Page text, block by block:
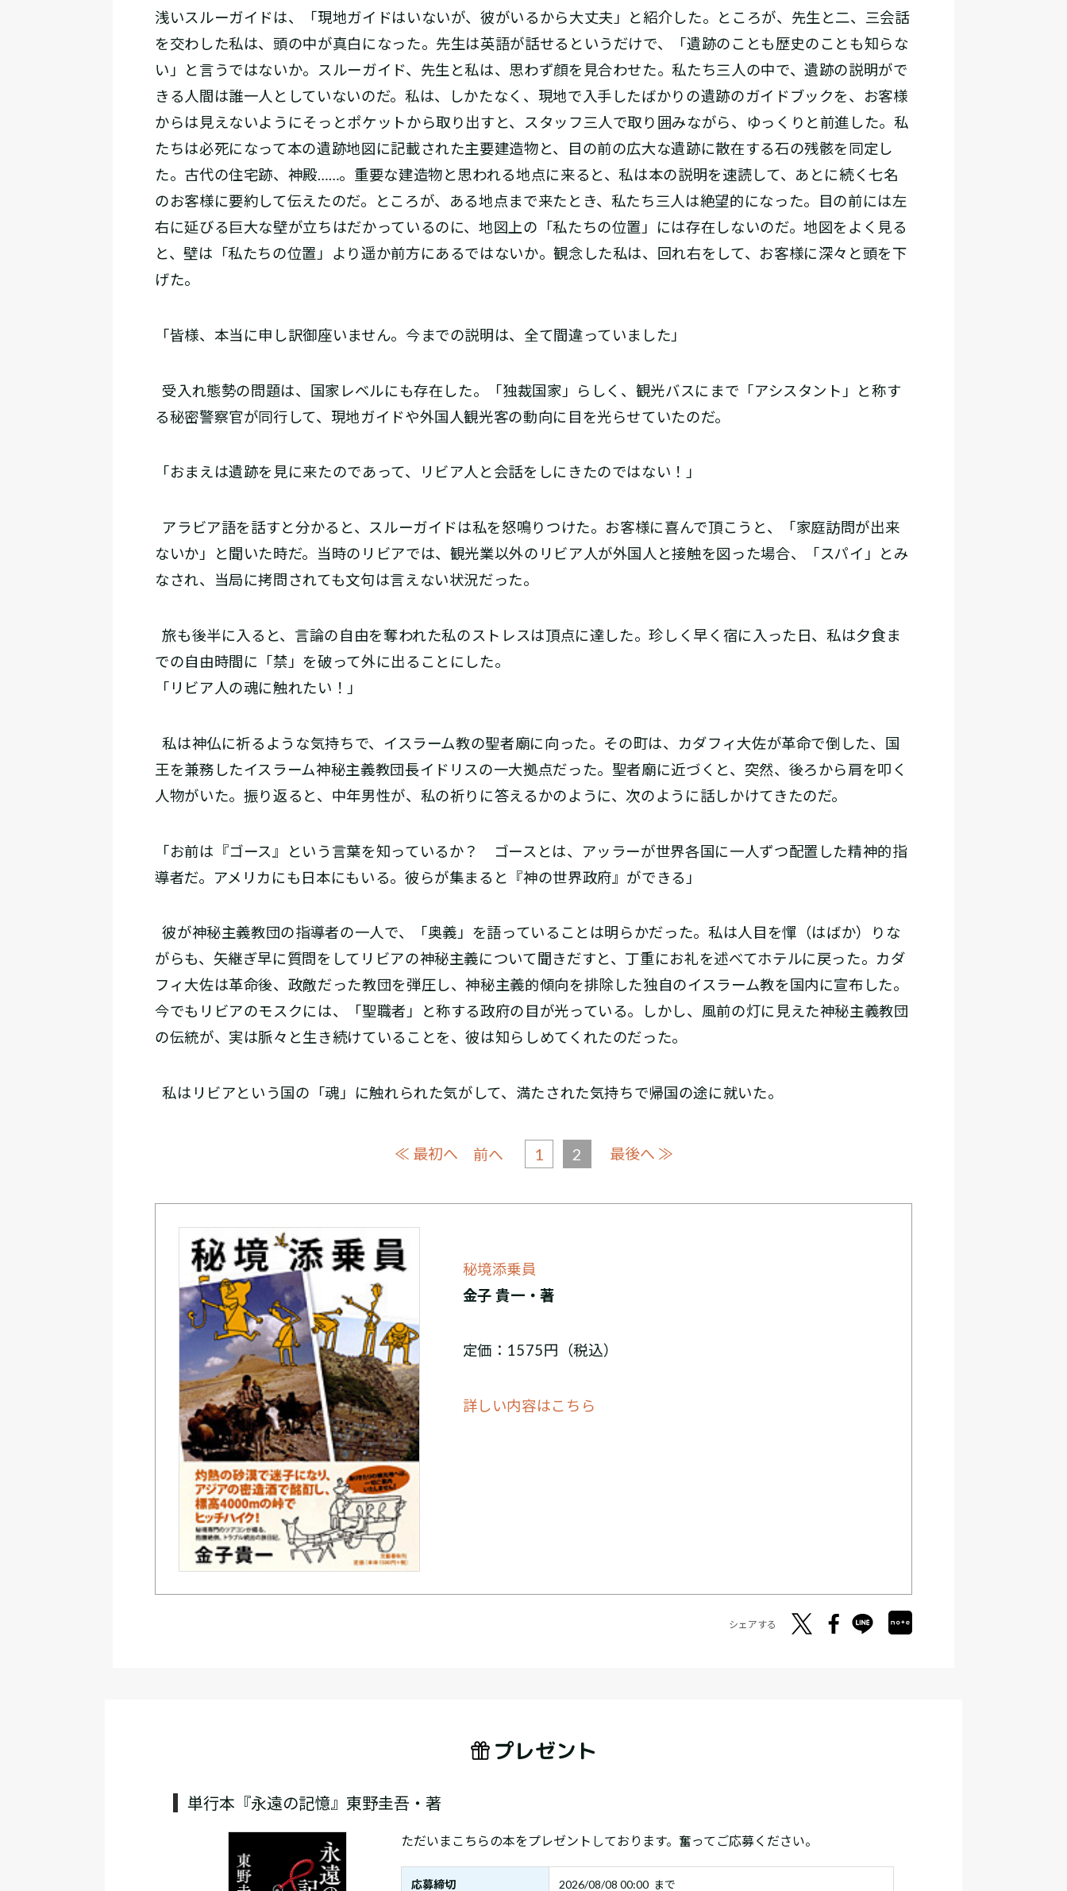
浅いスルーガイドは、「現地ガイドはいないが、彼がいるから大丈夫」と紹介した。ところが、先生と二、三会話
を交わした私は、頭の中が真白になった。先生は英語が話せるというだけで、「遺跡のことも歴史のことも知らな
い」と言うではないか。スルーガイド、先生と私は、思わず顔を見合わせた。私たち三人の中で、遺跡の説明がで
きる人間は誰一人としていないのだ。私は、しかたなく、現地で入手したばかりの遺跡のガイドブックを、お客様
からは見えないようにそっとポケットから取り出すと、スタッフ三人で取り囲みながら、ゆっくりと前進した。私
たちは必死になって本の遺跡地図に記載された主要建造物と、目の前の広大な遺跡に散在する石の残骸を同定し
た。古代の住宅跡、神殿……。重要な建造物と思われる地点に来ると、私は本の説明を速読して、あとに続く七名
のお客様に要約して伝えたのだ。ところが、ある地点まで来たとき、私たち三人は絶望的になった。目の前には左
右に延びる巨大な壁が立ちはだかっているのに、地図上の「私たちの位置」には存在しないのだ。地図をよく見る
と、壁は「私たちの位置」より遥か前方にあるではないか。観念した私は、回れ右をして、お客様に深々と頭を下
げた。
「皆様、本当に申し訳御座いません。今までの説明は、全て間違っていました」
受入れ態勢の問題は、国家レベルにも存在した。「独裁国家」らしく、観光バスにまで「アシスタント」と称す
る秘密警察官が同行して、現地ガイドや外国人観光客の動向に目を光らせていたのだ。
「おまえは遺跡を見に来たのであって、リビア人と会話をしにきたのではない！」
アラビア語を話すと分かると、スルーガイドは私を怒鳴りつけた。お客様に喜んで頂こうと、「家庭訪問が出来
ないか」と聞いた時だ。当時のリビアでは、観光業以外のリビア人が外国人と接触を図った場合、「スパイ」とみ
なされ、当局に拷問されても文句は言えない状況だった。
旅も後半に入ると、言論の自由を奪われた私のストレスは頂点に達した。珍しく早く宿に入った日、私は夕食ま
での自由時間に「禁」を破って外に出ることにした。
「リビア人の魂に触れたい！」
私は神仏に祈るような気持ちで、イスラーム教の聖者廟に向った。その町は、カダフィ大佐が革命で倒した、国
王を兼務したイスラーム神秘主義教団長イドリスの一大拠点だった。聖者廟に近づくと、突然、後ろから肩を叩く
人物がいた。振り返ると、中年男性が、私の祈りに答えるかのように、次のように話しかけてきたのだ。
「お前は『ゴース』という言葉を知っているか？ ゴースとは、アッラーが世界各国に一人ずつ配置した精神的指
導者だ。アメリカにも日本にもいる。彼らが集まると『神の世界政府』ができる」
彼が神秘主義教団の指導者の一人で、「奥義」を語っていることは明らかだった。私は人目を憚（はばか）りな
がらも、矢継ぎ早に質問をしてリビアの神秘主義について聞きだすと、丁重にお礼を述べてホテルに戻った。カダ
フィ大佐は革命後、政敵だった教団を弾圧し、神秘主義的傾向を排除した独自のイスラーム教を国内に宣布した。
今でもリビアのモスクには、「聖職者」と称する政府の目が光っている。しかし、風前の灯に見えた神秘主義教団
の伝統が、実は脈々と生き続けていることを、彼は知らしめてくれたのだった。
私はリビアという国の「魂」に触れられた気がして、満たされた気持ちで帰国の途に就いた。
≪ 最初へ 前へ 1 2 最後へ ≫
秘境添乗員
金子 貴一・著
定価：1575円（税込）
詳しい内容はこちら
シェアする
プレゼント
単行本『永遠の記憶』東野圭吾・著
ただいまこちらの本をプレゼントしております。奮ってご応募ください。
応募締切 2026/08/08 00:00 まで